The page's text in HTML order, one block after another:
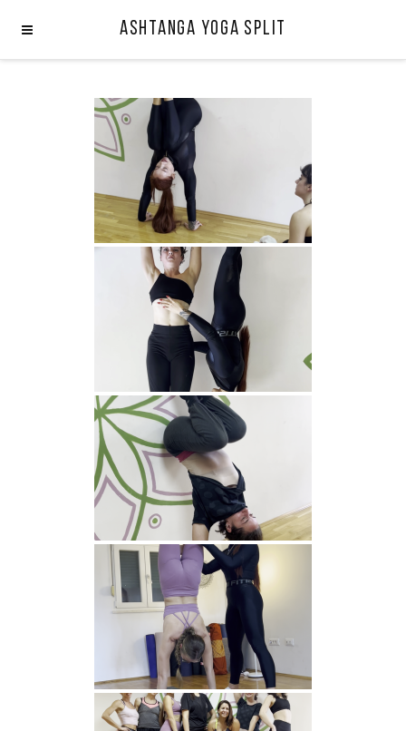
Ashtanga Yoga Split